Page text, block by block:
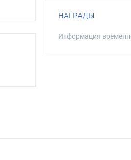
НАГРАДЫ
Информация